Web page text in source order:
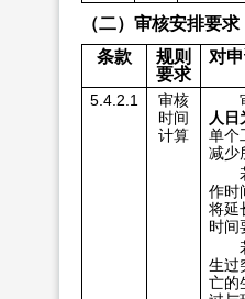
（二）审核安排要求
条款
规则
要求
对
5.4.2.1
审核
时间
计算
人日
单个
减少
作时
将延
时间
生过
亡的